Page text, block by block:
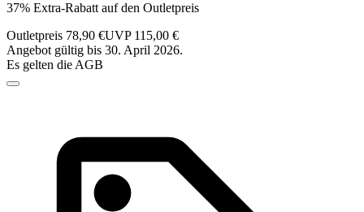
37% Extra-Rabatt auf den Outletpreis
Outletpreis 78,90 €UVP 115,00 €
Angebot gültig bis 30. April 2026.
Es gelten die AGB